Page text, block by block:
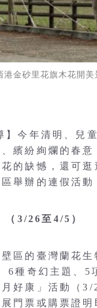
港金砂里花旗木花開
】今年清明、兒
繽紛絢爛的春
的缺憾，還可
舉辦的連假活
（3/26至4/5）
壁區的臺灣蘭花
6種奇幻主題、
好康」活動（
門票或購票證